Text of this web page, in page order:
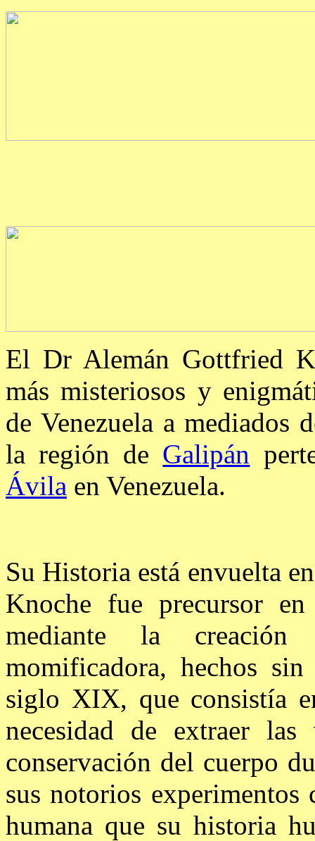
El Dr Alemán Gottfried
más misteriosos y
de Venezuela a mediados
la región de Galipán
Ávila en Venezuela.
Su Historia está envuelta
Knoche fue precursor
mediante la
momificadora, hechos
siglo XIX, que consistía
necesidad de extraer
conservación del cuerpo
sus notorios
humana que su historia